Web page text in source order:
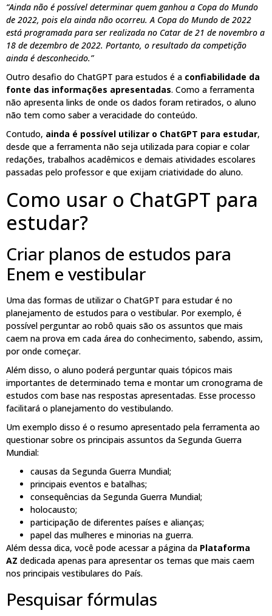
“Ainda não é possível determinar quem ganhou a Copa do Mundo
de 2022, pois ela ainda não ocorreu. A Copa do Mundo de 2022
está programada para ser realizada no Catar de 21 de novembro a
18 de dezembro de 2022. Portanto, o resultado da competição
ainda é desconhecido.”
Outro desafio do ChatGPT para estudos é a confiabilidade da
fonte das informações apresentadas. Como a ferramenta
não apresenta links de onde os dados foram retirados, o aluno
não tem como saber a veracidade do conteúdo.
Contudo, ainda é possível utilizar o ChatGPT para estudar,
desde que a ferramenta não seja utilizada para copiar e colar
redações, trabalhos acadêmicos e demais atividades escolares
passadas pelo professor e que exijam criatividade do aluno.
Como usar o ChatGPT para
estudar?
Criar planos de estudos para
Enem e vestibular
Uma das formas de utilizar o ChatGPT para estudar é no
planejamento de estudos para o vestibular. Por exemplo, é
possível perguntar ao robô quais são os assuntos que mais
caem na prova em cada área do conhecimento, sabendo, assim,
por onde começar.
Além disso, o aluno poderá perguntar quais tópicos mais
importantes de determinado tema e montar um cronograma de
estudos com base nas respostas apresentadas. Esse processo
facilitará o planejamento do vestibulando.
Um exemplo disso é o resumo apresentado pela ferramenta ao
questionar sobre os principais assuntos da Segunda Guerra
Mundial:
causas da Segunda Guerra Mundial;
principais eventos e batalhas;
consequências da Segunda Guerra Mundial;
holocausto;
participação de diferentes países e alianças;
papel das mulheres e minorias na guerra.
Além dessa dica, você pode acessar a página da Plataforma
AZ dedicada apenas para apresentar os temas que mais caem
nos principais vestibulares do País.
Pesquisar fórmulas